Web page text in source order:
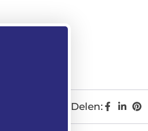
Delen: